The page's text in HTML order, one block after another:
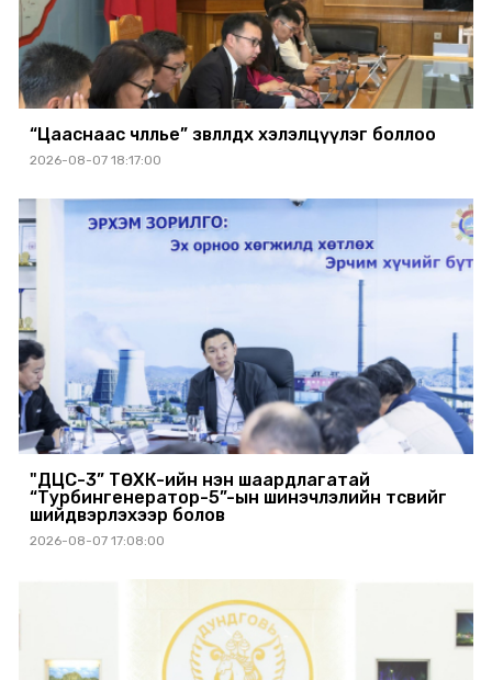
“Цааснаас чөлөөлье” зөвлөлдөх хэлэлцүүлэг боллоо
2026-08-07 18:17:00
"ДЦС-3” ТӨХК-ийн нэн шаардлагатай
“Турбингенератор-5”-ын шинэчлэлийн төсвийг
шийдвэрлэхээр болов
2026-08-07 17:08:00